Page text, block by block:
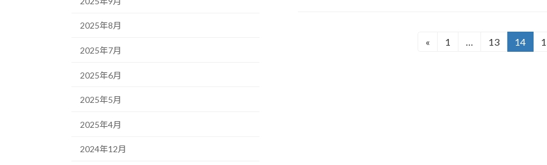
«
固
1 …
固
13
固
14
2025年8月
2025年7月
2025年6月
2025年5月
2025年4月
2024年12月